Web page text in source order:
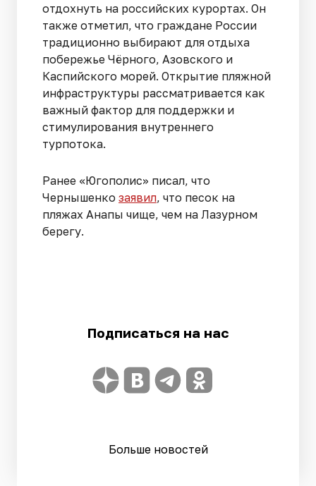
отдохнуть на российских курортах. Он
также отметил, что граждане России
традиционно выбирают для отдыха
побережье Чёрного, Азовского и
Каспийского морей. Открытие пляжной
инфраструктуры рассматривается как
важный фактор для поддержки и
стимулирования внутреннего
турпотока.
Ранее «Югополис» писал, что
Чернышенко заявил, что песок на
пляжах Анапы чище, чем на Лазурном
берегу.
Подписаться на нас
Больше новостей